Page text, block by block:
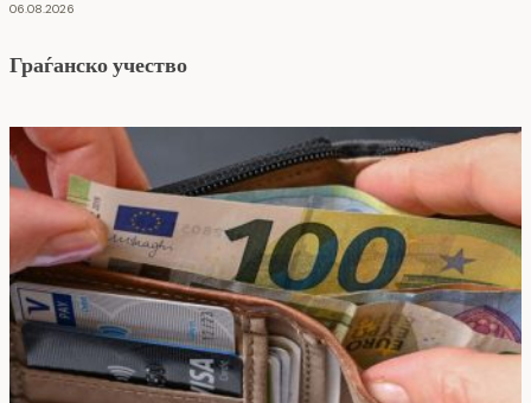
06.08.2026
Граѓанско учество